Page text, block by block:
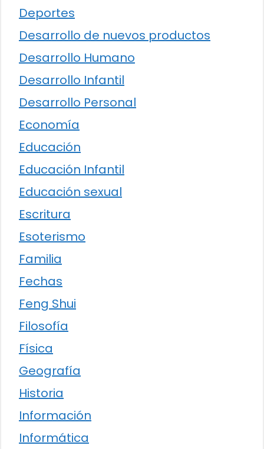
Deportes
Desarrollo de nuevos productos
Desarrollo Humano
Desarrollo Infantil
Desarrollo Personal
Economía
Educación
Educación Infantil
Educación sexual
Escritura
Esoterismo
Familia
Fechas
Feng Shui
Filosofía
Física
Geografía
Historia
Información
Informática